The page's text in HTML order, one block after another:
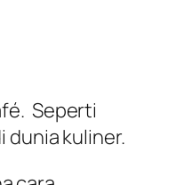
Seperti
dunia kuliner.